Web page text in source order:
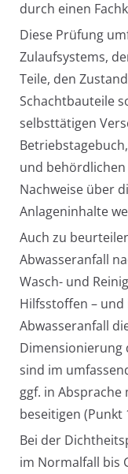
durch einen
Diese Prüfung
Zulaufsystems,
Teile, den
Schachtbauteile
selbsttätigen
und
Nachweise über
Anlageninhalte
Auch zu
Abwasseranfall
Wasch- und
Hilfsstoffen – und
Abwasseranfall
Dimensionierung
sind im
ggf. in
beseitigen (Punkt
Bei der
im Normalfall bis